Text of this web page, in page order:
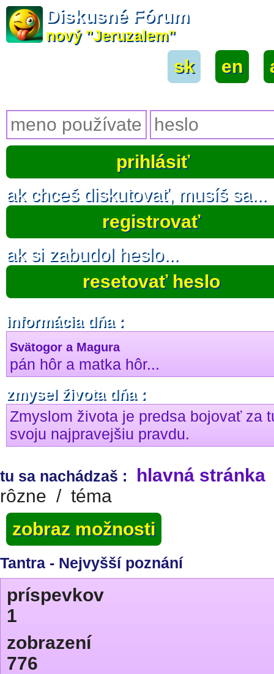
Diskusné Fórum
nový "Jeruzalem"
sk en
ak chceš diskutovať, musíš sa...
registrovať
ak si zabudol heslo...
resetovať heslo
informácia dňa :
Svätogor a Magura
pán hôr a matka hôr...
zmysel života dňa :
Zmyslom života je predsa bojovať za
svoju najpravejšiu pravdu.
tu sa nachádzaš : hlavná stránka
rôzne / téma
zobraz možnosti
Tantra - Nejvyšší poznání
príspevkov
1
zobrazení
776